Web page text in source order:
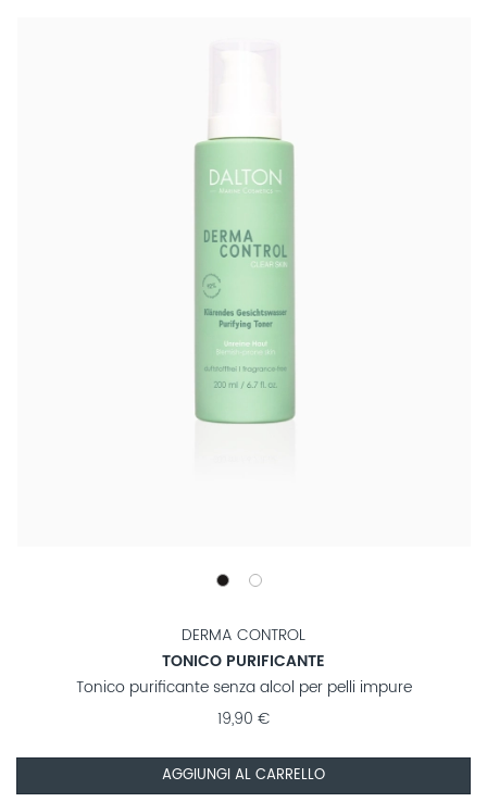
DERMA CONTROL
TONICO PURIFICANTE
Tonico purificante senza alcol per pelli impure
19,90 €
AGGIUNGI AL CARRELLO